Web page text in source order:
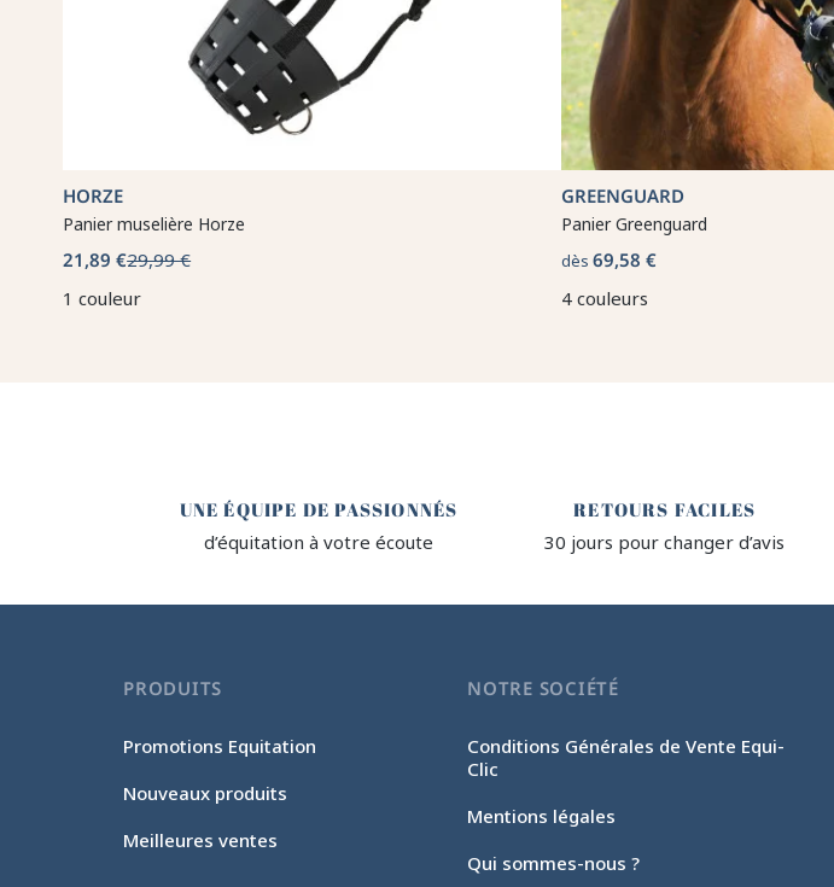
HORZE
Panier muselière Horze
21,89 €29,99 €
1 couleur
GREENGUARD
Panier Greenguard
dès69,58 €
4 couleurs
UNE ÉQUIPE DE PASSIONNÉS
d’équitation à votre écoute
RETOURS FACILES
30 jours pour changer d’avis
PRODUITS
Promotions Equitation
Nouveaux produits
Meilleures ventes
NOTRE SOCIÉTÉ
Conditions Générales de Vente Equi-
Clic
Mentions légales
Qui sommes-nous ?